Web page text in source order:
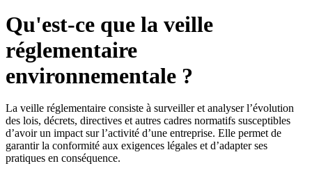
Qu'est-ce que la veille
réglementaire
environnementale ?
La veille réglementaire consiste à surveiller et analyser l’évolution
des lois, décrets, directives et autres cadres normatifs susceptibles
d’avoir un impact sur l’activité d’une entreprise. Elle permet de
garantir la conformité aux exigences légales et d’adapter ses
pratiques en conséquence.